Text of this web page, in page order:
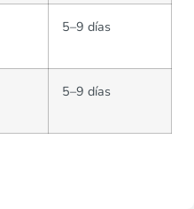
5–9 días
5–9 días